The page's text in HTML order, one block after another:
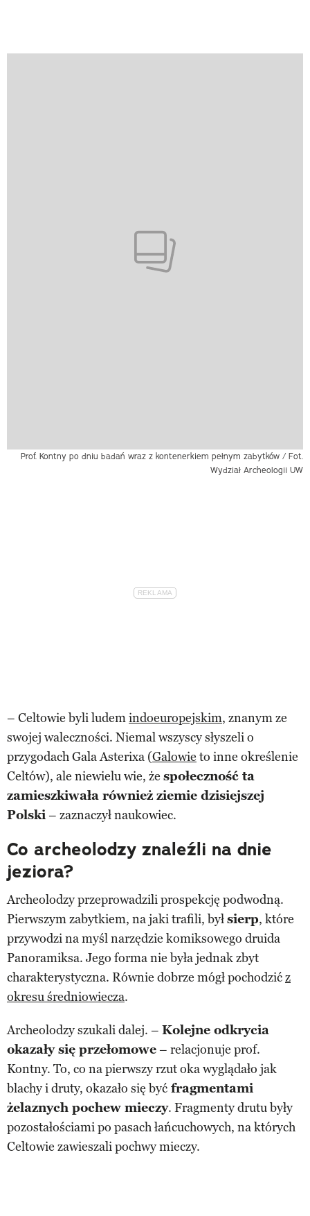
Prof. Kontny po dniu badań wraz z kontenerkiem pełnym zabytków / Fot.
Wydział Archeologii UW
– Celtowie byli ludemindoeuropejskim, znanym ze
swojej waleczności. Niemal wszyscy słyszeli o
przygodach Gala Asterixa (Galowie to inne określenie
Celtów), ale niewielu wie, że społeczność ta
zamieszkiwała również ziemie dzisiejszej
Polski– zaznaczył naukowiec.
Co archeolodzy znaleźli na dnie
jeziora?
Archeolodzy przeprowadzili prospekcję podwodną.
Pierwszym zabytkiem, na jaki trafili, byłsierp, które
przywodzi na myśl narzędzie komiksowego druida
Panoramiksa. Jego forma nie była jednak zbyt
charakterystyczna. Równie dobrze mógł pochodzićz
okresu średniowiecza.
Archeolodzy szukali dalej. – Kolejne odkrycia
okazały się przełomowe– relacjonuje prof.
Kontny. To, co na pierwszy rzut oka wyglądało jak
blachy i druty, okazało się być fragmentami
żelaznych pochew mieczy. Fragmenty drutu były
pozostałościami po pasach łańcuchowych, na których
Celtowie zawieszali pochwy mieczy.